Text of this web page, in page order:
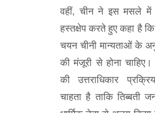
वहीं, चीन ने इस मसले में
हस्तक्षेप करते हुए कहा है कि
चयन चीनी मान्यताओं के
की मंजूरी से होना चाहिए।
की उत्तराधिकार
चाहता है ताकि तिब्बती